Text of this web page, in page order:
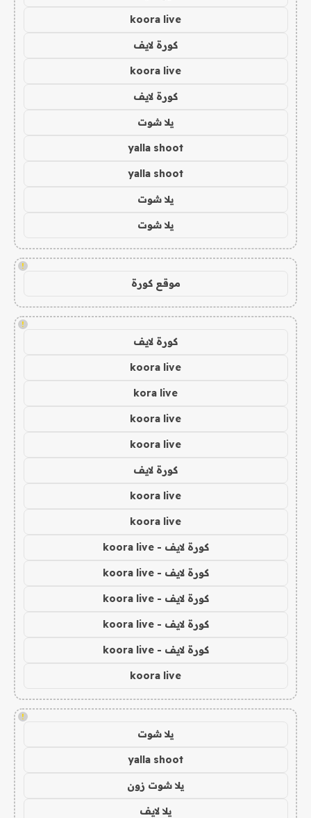
koora live
كورة لايف
koora live
كورة لايف
يلا شوت
yalla shoot
yalla shoot
يلا شوت
يلا شوت
!
موقع كورة
!
كورة لايف
koora live
kora live
koora live
koora live
كورة لايف
koora live
koora live
كورة لايف - koora live
كورة لايف - koora live
كورة لايف - koora live
كورة لايف - koora live
كورة لايف - koora live
koora live
!
يلا شوت
yalla shoot
يلا شوت زون
يلا لايف